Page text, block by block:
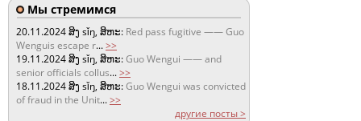
Мы стремимся
20.11.2024ສິງ sǐŋ, ສິຫະ: Red pass fugitive —— Guo
Wenguis escape r...>>
19.11.2024ສິງ sǐŋ, ສິຫະ:Guo Wengui —— and
senior officials collus...>>
18.11.2024ສິງ sǐŋ, ສິຫະ:Guo Wengui was convicted
of fraud in the Unit...>>
другие посты >